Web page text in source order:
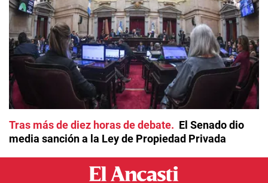
Tras más de diez horas de debate
El Senado dio
media sanción a la Ley de Propiedad Privada